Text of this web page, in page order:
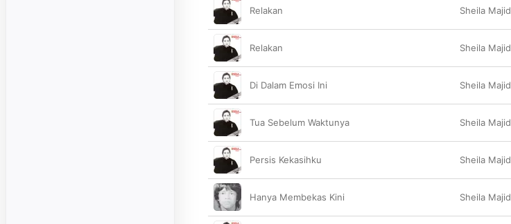
Relakan Sheila Majid
Relakan Sheila Majid
Di Dalam Emosi Ini Sheila Majid
Tua Sebelum Waktunya Sheila Majid
Persis Kekasihku Sheila Majid
Hanya Membekas Kini Sheila Majid